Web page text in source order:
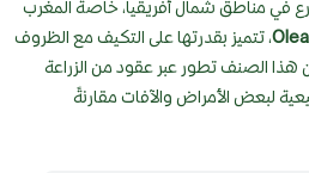
في مناطق شمال أفريقيا، خاصة المغرب
، تتميز بقدرتها على التكيف مع الظروف
أن هذا الصنف تطور عبر عقود من الزراعة
لبعض الأمراض والآفات مقارنةً